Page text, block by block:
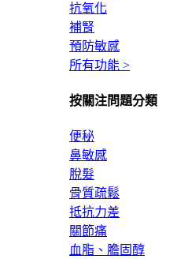
抗氧化
補腎
預防敏感
所有功能 >
按關注問題分類
便秘
鼻敏感
脫髮
骨質疏鬆
抵抗力差
關節痛
血脂、膽固醇